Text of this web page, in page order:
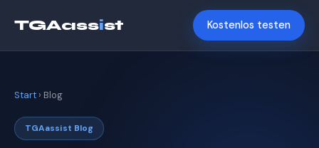
TGAassist Kostenlos testen
Start › Blog
TGAassist Blog